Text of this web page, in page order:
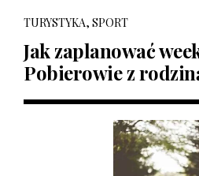
TURYSTYKA, SPORT
Jak zaplanować
Pobierowie z